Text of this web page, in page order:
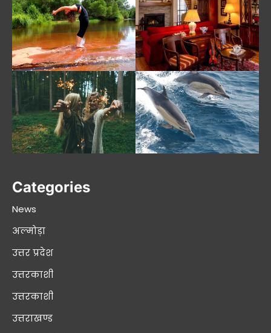
Categories
News
अल्मोड़ा
उत्तर प्रदेश
उत्तरकाशी
उत्तरकाशी
उत्तराखण्ड